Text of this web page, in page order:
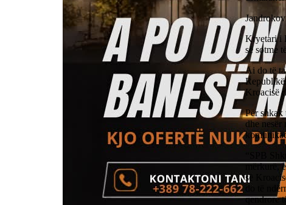
Kryetari i
së sotme
Ai do të
Kroacisë
Për
dhe nesër
“SPB
mërkurë,
së
do të
qendrore